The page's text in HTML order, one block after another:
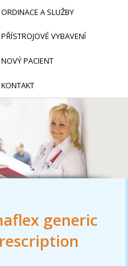
generic
ORDINACE A SLUŽBY
PŘÍSTROJOVÉ VYBAVENÍ
NOVÝ PACIENT
KONTAKT